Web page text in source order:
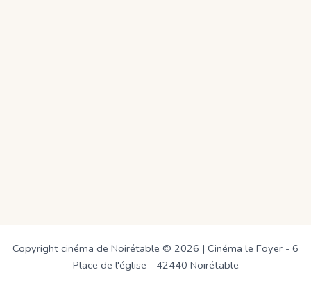
Copyright cinéma de Noirétable © 2026 | Cinéma le Foyer - 6
Place de l'église - 42440 Noirétable